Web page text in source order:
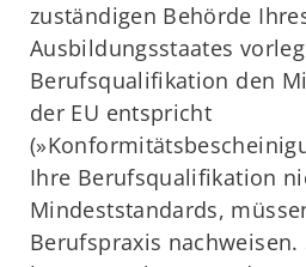
zuständigen Behörde
Ausbildungsstaates
Berufsqualifikation den
der EU entspricht
Ihre Berufsqualifikation
Mindeststandards,
Berufspraxis